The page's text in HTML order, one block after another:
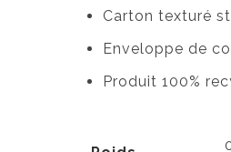
Carton texturé
Enveloppe de
Produit 100%